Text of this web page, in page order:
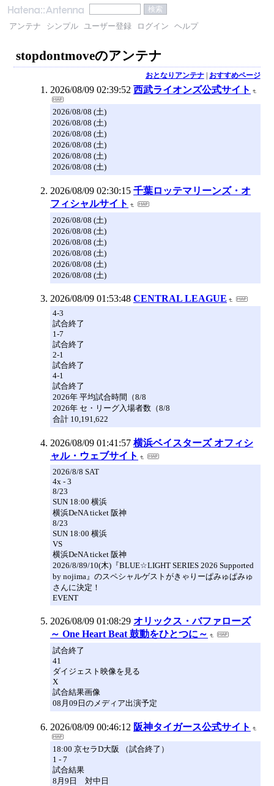
アンテナ シンプル ユーザー登録 ログイン ヘルプ
stopdontmoveのアンテナ
おとなりアンテナ| おすすめページ
2026/08/09 02:39:52 西武ライオンズ公式サイト
2026/08/08 (土)
2026/08/08 (土)
2026/08/08 (土)
2026/08/08 (土)
2026/08/08 (土)
2026/08/08 (土)
2026/08/09 02:30:15 千葉ロッテマリーンズ・オ
フィシャルサイト
2026/08/08 (土)
2026/08/08 (土)
2026/08/08 (土)
2026/08/08 (土)
2026/08/08 (土)
2026/08/08 (土)
2026/08/09 01:53:48 CENTRAL LEAGUE
4-3
試合終了
1-7
試合終了
2-1
試合終了
4-1
試合終了
2026年 平均試合時間（8/8
2026年 セ・リーグ入場者数（8/8
合計 10,191,622
2026/08/09 01:41:57 横浜ベイスターズ オフィシ
ャル・ウェブサイト
2026/8/8 SAT
4x - 3
8/23
SUN 18:00 横浜
横浜DeNA ticket 阪神
8/23
SUN 18:00 横浜
VS
横浜DeNA ticket 阪神
2026/8/89/10(木)『BLUE☆LIGHT SERIES 2026 Supported
by nojima』のスペシャルゲストがきゃりーぱみゅぱみゅ
さんに決定！
EVENT
2026/08/09 01:08:29 オリックス・バファローズ
～ One Heart Beat 鼓動をひとつに～
試合終了
41
ダイジェスト映像を見る
X
試合結果画像
08月09日のメディア出演予定
2026/08/09 00:46:12 阪神タイガース公式サイト
18:00 京セラD大阪 （試合終了）
1 - 7
試合結果
8月9日 対中日